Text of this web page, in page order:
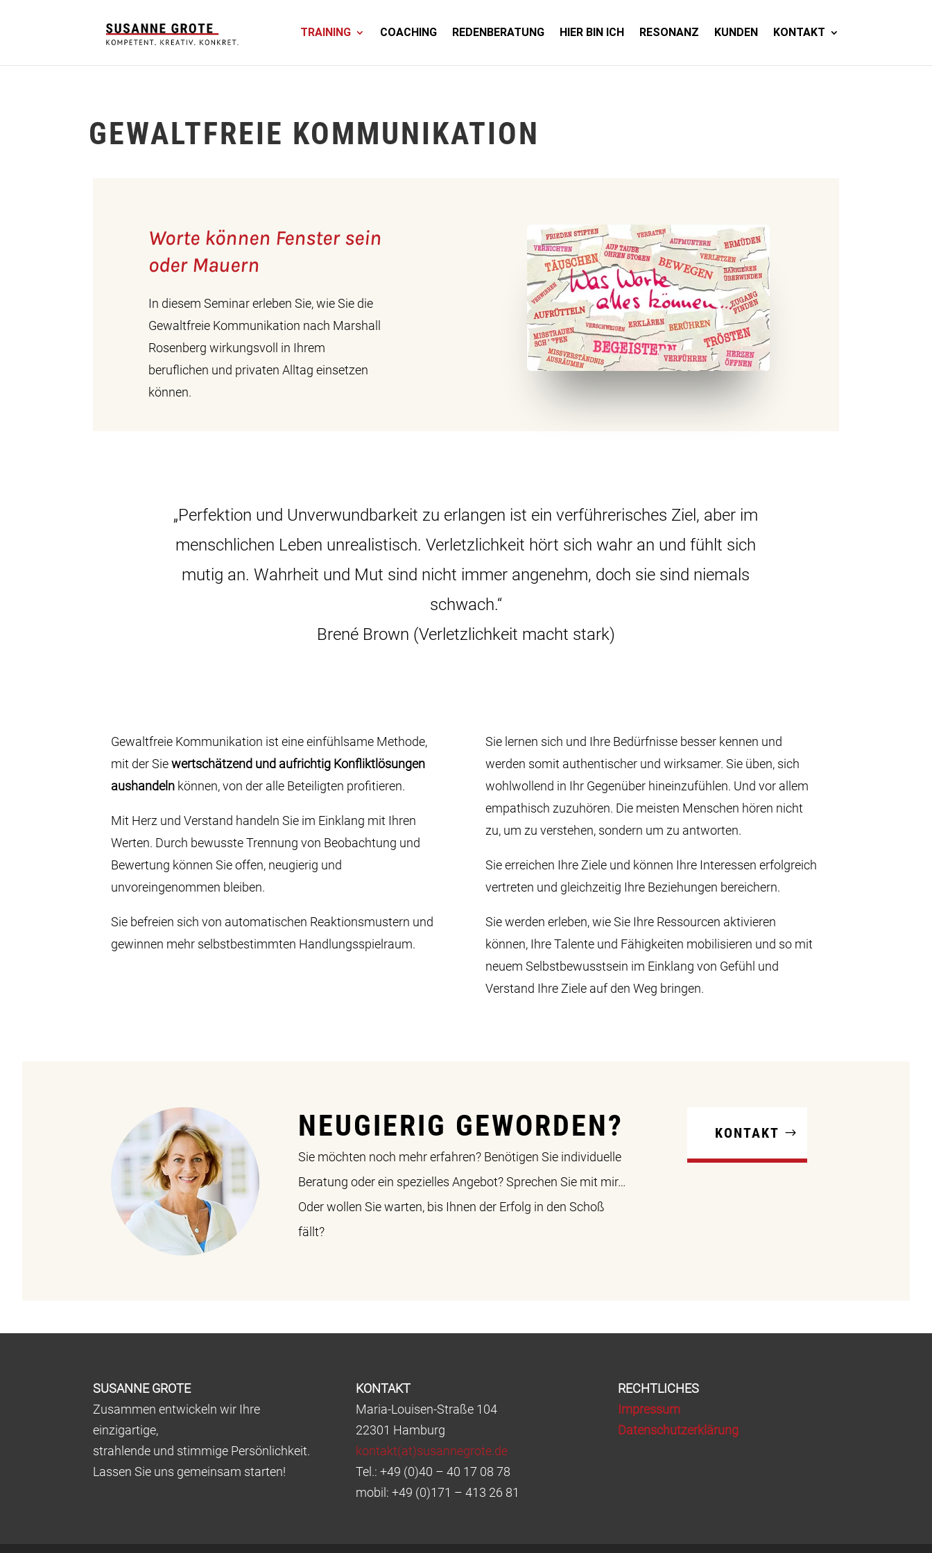
TRAINING COACHING REDENBERATUNG HIER BIN ICH RESONANZ KUNDEN KONTAKT
GEWALTFREIE KOMMUNIKATION
Worte können Fenster sein
oder Mauern
In diesem Seminar erleben Sie, wie Sie die
Gewaltfreie Kommunikation nach Marshall
Rosenberg wirkungsvoll in Ihrem
beruflichen und privaten Alltag einsetzen
können.
„Perfektion und Unverwundbarkeit zu erlangen ist ein verführerisches Ziel, aber im
menschlichen Leben unrealistisch. Verletzlichkeit hört sich wahr an und fühlt sich
mutig an. Wahrheit und Mut sind nicht immer angenehm, doch sie sind niemals
schwach.“
Brené Brown (Verletzlichkeit macht stark)
Gewaltfreie Kommunikation ist eine einfühlsame Methode,
mit der Siewertschätzend und aufrichtig Konfliktlösungen
aushandeln können, von der alle Beteiligten profitieren.
Mit Herz und Verstand handeln Sie im Einklang mit Ihren
Werten. Durch bewusste Trennung von Beobachtung und
Bewertung können Sie offen, neugierig und
unvoreingenommen bleiben.
Sie befreien sich von automatischen Reaktionsmustern und
gewinnen mehr selbstbestimmten Handlungsspielraum.
Sie lernen sich und Ihre Bedürfnisse besser kennen und
werden somit authentischer und wirksamer. Sie üben, sich
wohlwollend in Ihr Gegenüber hineinzufühlen. Und vor allem
empathisch zuzuhören. Die meisten Menschen hören nicht
zu, um zu verstehen, sondern um zu antworten.
Sie erreichen Ihre Ziele und können Ihre Interessen erfolgreich
vertreten und gleichzeitig Ihre Beziehungen bereichern.
Sie werden erleben, wie Sie Ihre Ressourcen aktivieren
können, Ihre Talente und Fähigkeiten mobilisieren und so mit
neuem Selbstbewusstsein im Einklang von Gefühl und
Verstand Ihre Ziele auf den Weg bringen.
NEUGIERIG GEWORDEN?
Sie möchten noch mehr erfahren? Benötigen Sie individuelle
Beratung oder ein spezielles Angebot? Sprechen Sie mit mir…
Oder wollen Sie warten, bis Ihnen der Erfolg in den Schoß
fällt?
KONTAKT
SUSANNE GROTE
Zusammen entwickeln wir Ihre
einzigartige,
strahlende und stimmige Persönlichkeit.
Lassen Sie uns gemeinsam starten!
KONTAKT
Maria-Louisen-Straße 104
22301 Hamburg
kontakt(at)susannegrote.de
Tel.: +49 (0)40 – 40 17 08 78
mobil: +49 (0)171 – 413 26 81
RECHTLICHES
Impressum
Datenschutzerklärung